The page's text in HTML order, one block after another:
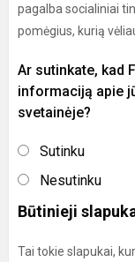
pagalba socialiniai
pomėgius, kurią
Ar sutinkate, kad
informaciją apie
svetainėje?
Sutinku
Nesutinku
Būtinieji
Tai tokie slapukai,